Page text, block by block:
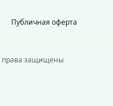
Публичная оферта
права защищены